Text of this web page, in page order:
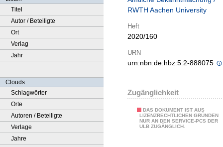
Titel
Autor / Beteiligte
Ort
Verlag
Jahr
Clouds
Schlagwörter
Orte
Autoren / Beteiligte
Verlage
Jahre
RWTH Aachen University
Heft
2020/160
URN
urn:nbn:de:hbz:5:2-888075
Zugänglichkeit
DAS DOKUMENT IST AUS
LIZENZRECHTLICHEN GRÜNDEN
NUR AN DEN SERVICE-PCS DER
ULB ZUGÄNGLICH.